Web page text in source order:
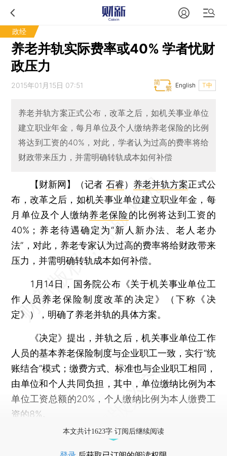
政经
养老并轨实际费率或40% 学者忧财
政压力
2015年01月15日 07:51 T中
English
养老并轨方案正式公布，改革之后，如机关事业单位
建立职业年金，每月单位及个人缴纳养老保险的比例
将达到工资的40%，对此，学者认为过高的费率将给
财政带来压力，并需明确转轨成本如何补偿
【财新网】（记者 石睿） 养老并轨方案正式公
布，改革之后，如机关事业单位建立职业年金，每
月单位及个人缴纳养老保险的比例将达到工资的
40%；养老待遇确定为“新人新办法、老人老办
法”，对此，养老专家认为过高的费率将给财政带来
压力，并需明确转轨成本如何补偿。
1月14日，国务院公布《关于机关事业单位工
作人员养老保险制度改革的决定》（下称《决
定》），明确了养老并轨的具体方案。
《决定》提出，并轨之后，机关事业单位工作
人员的基本养老保险制度与企业职工一致，实行“统
账结合”模式；缴费方式、标准也与企业职工相同，
由单位和个人共同负担，其中，单位缴纳比例为本
单位工资总额的20%，个人缴纳比例为本人缴费工
资的8%。
本文共计1623字 订阅后继续阅读